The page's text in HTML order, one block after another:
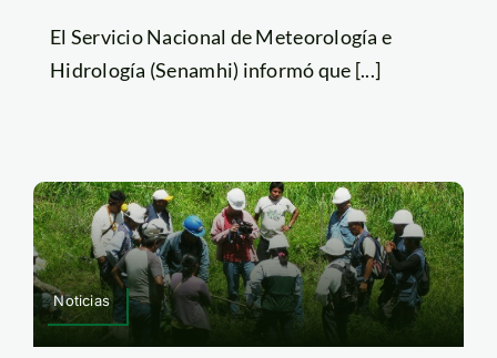
El Servicio Nacional de Meteorología e
Hidrología (Senamhi) informó que [...]
Noticias